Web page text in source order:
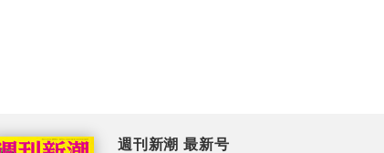
週刊新潮 最新号